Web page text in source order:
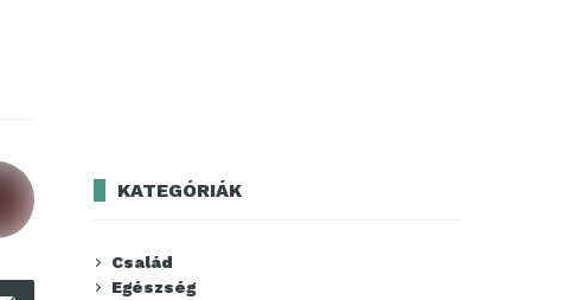
KATEGÓRIÁK
Család
Egészség